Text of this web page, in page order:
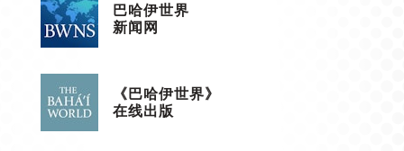
巴哈伊世界
新闻网
《巴哈伊世界》
在线出版